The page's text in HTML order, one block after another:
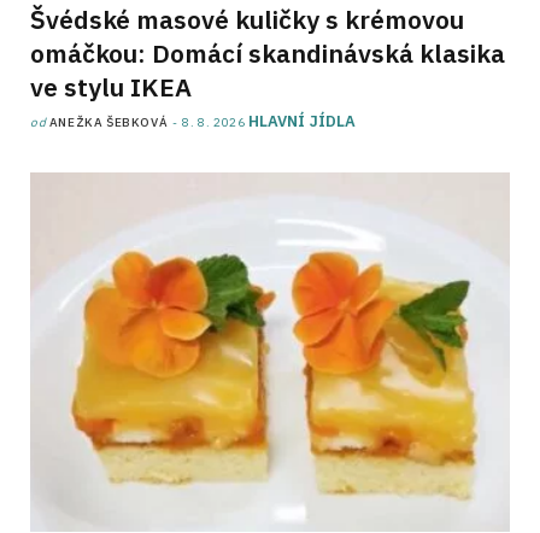
Švédské masové kuličky s krémovou
omáčkou: Domácí skandinávská klasika
ve stylu IKEA
odANEŽKA ŠEBKOVÁ 8. 8. 2026 HLAVNÍ JÍDLA